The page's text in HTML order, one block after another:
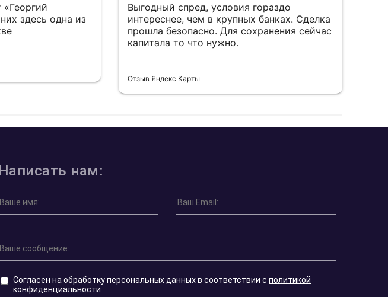
здесь одна из
Выгодный спред, условия гораздо
интереснее, чем в крупных банках. Сделка
прошла безопасно. Для сохранения сейчас
капитала то что нужно.
Отзыв Яндекс Карты
Написать нам:
Согласен на обработку персональных данных в соответствии с политикой
конфиденциальности